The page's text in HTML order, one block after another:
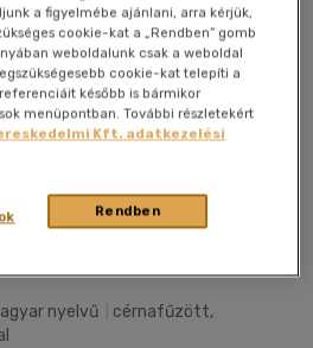
Megosztom
nyelvű
cérnafűzött,
a figyelmébe ajánlani, arra kérjük,
cookie-kat a „Rendben” gomb
weboldalunk csak a weboldal
cookie-kat telepíti a
később is bármikor
menüpontban. További részletekért
Kft. adatkezelési
Rendben